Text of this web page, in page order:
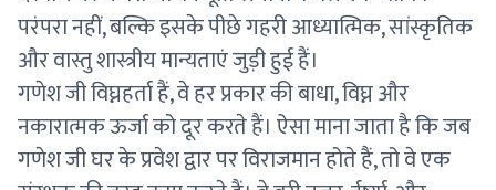
परंपरा नहीं, बल्कि इसके पीछे गहरी आध्यात्मिक, सांस्कृतिक
और वास्तु शास्त्रीय मान्यताएं जुड़ी हुई हैं।
गणेश जी विघ्नहर्ता हैं, वे हर प्रकार की बाधा, विघ्न और
नकारात्मक ऊर्जा को दूर करते हैं। ऐसा माना जाता है कि जब
गणेश जी घर के प्रवेश द्वार पर विराजमान होते हैं, तो वे एक